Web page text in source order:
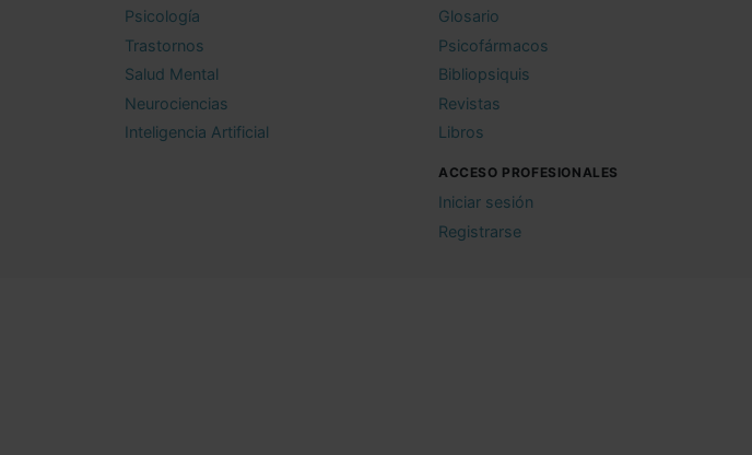
Psicología
Trastornos
Salud Mental
Neurociencias
Inteligencia Artificial
Glosario
Psicofármacos
Bibliopsiquis
Revistas
Libros
ACCESO PROFESIONALES
Iniciar sesión
Registrarse